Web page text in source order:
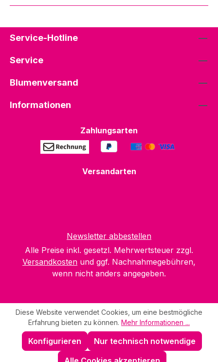
Service-Hotline
Service
Blumenversand
Informationen
Zahlungsarten
Versandarten
Newsletter abbestellen
Alle Preise inkl. gesetzl. Mehrwertsteuer zzgl.
Versandkosten und ggf. Nachnahmegebühren,
wenn nicht anders angegeben.
Diese Website verwendet Cookies, um eine bestmögliche
Erfahrung bieten zu können. Mehr Informationen ...
Nur technisch notwendige
Konfigurieren